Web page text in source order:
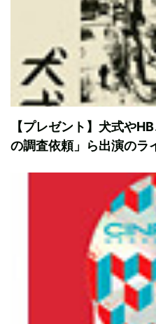
【プレゼント】犬式や
の調査依頼」ら出演のラ